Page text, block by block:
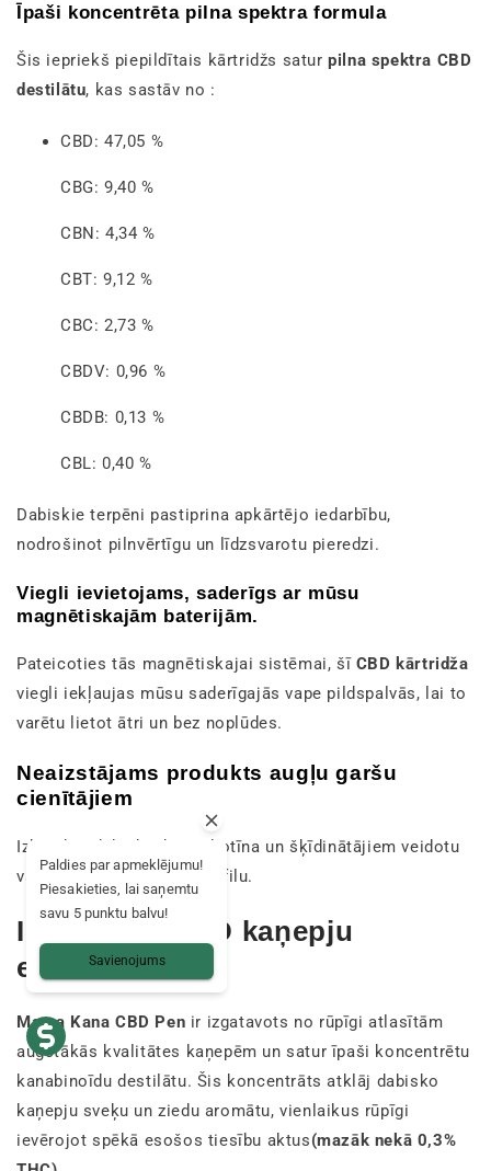
Īpaši koncentrēta pilna spektra formula
Šis iepriekš piepildītais kārtridžs saturpilna spektra CBD
destilātu, kas sastāv no :
CBD: 47,05 %
CBG: 9,40 %
CBN: 4,34 %
CBT: 9,12 %
CBC: 2,73 %
CBDV: 0,96 %
CBDB: 0,13 %
CBL: 0,40 %
Dabiskie terpēni pastiprina apkārtējo iedarbību,
nodrošinot pilnvērtīgu un līdzsvarotu pieredzi.
Viegli ievietojams, saderīgs ar mūsu
magnētiskajām baterijām.
Pateicoties tās magnētiskajai sistēmai, šī CBD kārtridža
viegli iekļaujas mūsu saderīgajās vape pildspalvās, lai to
varētu lietot ātri un bez noplūdes.
Neaizstājams produkts augļu garšu
cienītājiem
Izbaudiet dabisku, bez nikotīna un šķīdinātājiem veidotu
vape ar ziedu aromāta profilu.
Izņēmuma CBD kaņepju
ekstrakts
Mama Kana CBD Pen ir izgatavots no rūpīgi atlasītām
augstākās kvalitātes kaņepēm un satur īpaši koncentrētu
kanabinoīdu destilātu. Šis koncentrāts atklāj dabisko
kaņepju sveķu un ziedu aromātu, vienlaikus rūpīgi
ievērojot spēkā esošos tiesību aktus(mazāk nekā 0,3%
Paldies par apmeklējumu!
Piesakieties, lai saņemtu
savu 5 punktu balvu!
Savienojums